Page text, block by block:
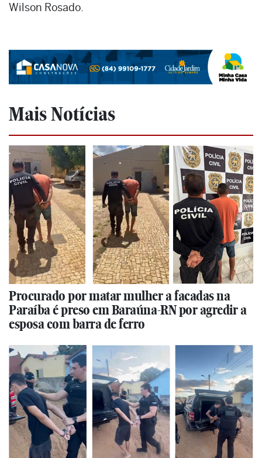
Wilson Rosado.
Mais Notícias
Procurado por matar mulher a facadas na
Paraíba é preso em Baraúna-RN por agredir a
esposa com barra de ferro